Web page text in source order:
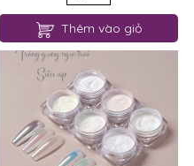
Thêm vào giỏ